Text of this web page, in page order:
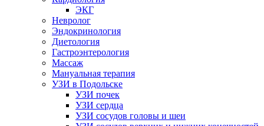
ЭКГ
Невролог
Эндокринология
Диетология
Гастроэнтерология
Массаж
Мануальная терапия
УЗИ в Подольске
УЗИ почек
УЗИ сердца
УЗИ сосудов головы и шеи